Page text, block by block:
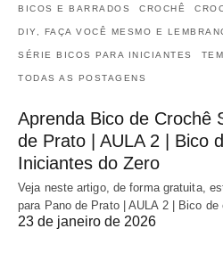
BICOS E BARRADOS CROCHÊ
DIY, FAÇA VOCÊ MESMO E
SÉRIE BICOS PARA INICIANTES
TODAS AS POSTAGENS
Aprenda Bico de Crochê
de Prato | AULA 2 | Bico
Iniciantes do Zero
Veja neste artigo, de forma gratuita,
para Pano de Prato | AULA 2 | Bico
23 de janeiro de 2026